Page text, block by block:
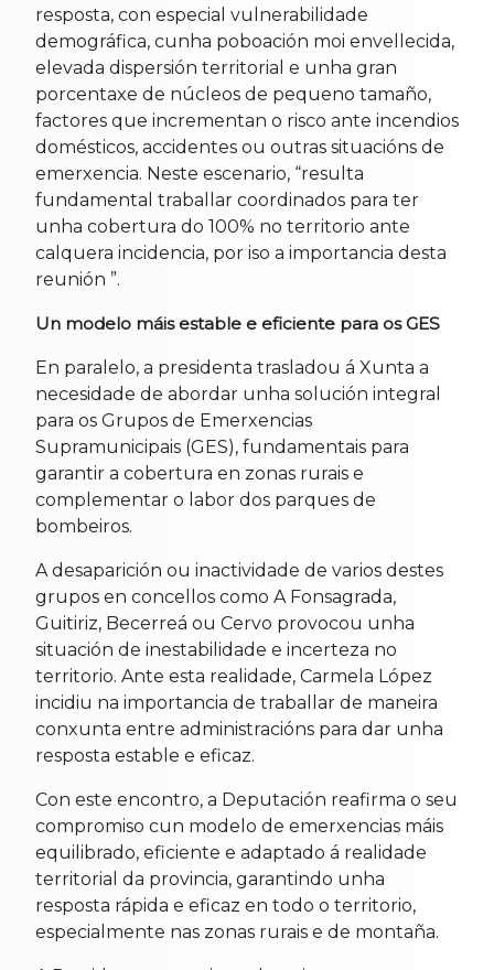
resposta, con especial vulnerabilidade
demográfica, cunha poboación moi envellecida,
elevada dispersión territorial e unha gran
porcentaxe de núcleos de pequeno tamaño,
factores que incrementan o risco ante incendios
domésticos, accidentes ou outras situacións de
emerxencia. Neste escenario, “resulta
fundamental traballar coordinados para ter
unha cobertura do 100% no territorio ante
calquera incidencia, por iso a importancia desta
reunión ”.
Un modelo máis estable e eficiente para os GES
En paralelo, a presidenta trasladou á Xunta a
necesidade de abordar unha solución integral
para os Grupos de Emerxencias
Supramunicipais (GES), fundamentais para
garantir a cobertura en zonas rurais e
complementar o labor dos parques de
bombeiros.
A desaparición ou inactividade de varios destes
grupos en concellos como A Fonsagrada,
Guitiriz, Becerreá ou Cervo provocou unha
situación de inestabilidade e incerteza no
territorio. Ante esta realidade, Carmela López
incidiu na importancia de traballar de maneira
conxunta entre administracións para dar unha
resposta estable e eficaz.
Con este encontro, a Deputación reafirma o seu
compromiso cun modelo de emerxencias máis
equilibrado, eficiente e adaptado á realidade
territorial da provincia, garantindo unha
resposta rápida e eficaz en todo o territorio,
especialmente nas zonas rurais e de montaña.